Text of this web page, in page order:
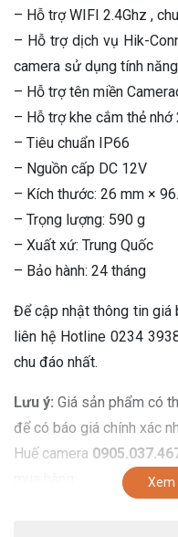
– Hỗ trợ WIFI 2.4Ghz ,
– Hỗ trợ dịch vụ Hik-
camera sử dụng tính
– Hỗ trợ tên miền
– Hỗ trợ khe cắm thẻ nhớ
– Tiêu chuẩn IP66
– Nguồn cấp DC 12V
– Kích thước: 26 mm ×
– Trọng lượng: 590 g
– Xuất xứ: Trung Quốc
– Bảo hành: 24 tháng
Để cập nhật thông tin giá
liên hệ Hotline 0234
chu đáo nhất.
Lưu ý: Giá sản phẩm có
để có báo giá chính xác
Huế camera
Xem